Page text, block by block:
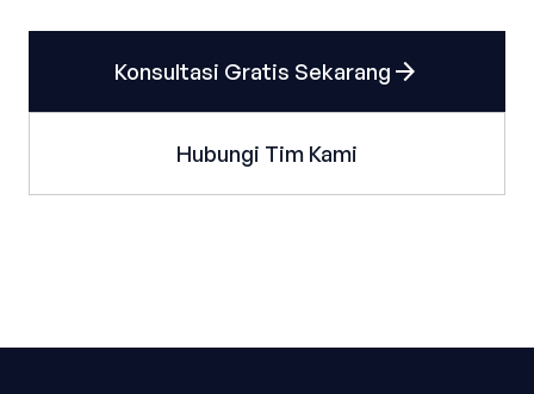
Konsultasi Gratis Sekarang arrow_forward
Hubungi Tim Kami